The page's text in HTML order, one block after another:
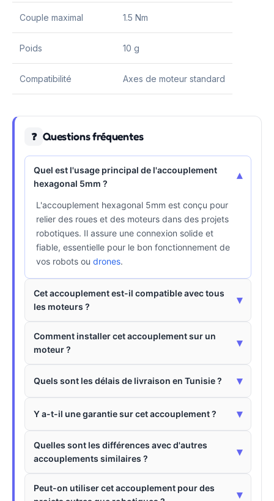
Couple maximal 1.5 Nm
Poids 10 g
Compatibilité Axes de moteur standard
❓ Questions fréquentes
Quel est l'usage principal de l'accouplement
hexagonal 5mm ?
▾
L'accouplement hexagonal 5mm est conçu pour
relier des roues et des moteurs dans des projets
robotiques. Il assure une connexion solide et
fiable, essentielle pour le bon fonctionnement de
vos robots ou drones.
Cet accouplement est-il compatible avec tous
les moteurs ?
▾
Comment installer cet accouplement sur un
moteur ?
▾
Quels sont les délais de livraison en Tunisie ? ▾
Y a-t-il une garantie sur cet accouplement ? ▾
Quelles sont les différences avec d'autres
accouplements similaires ?
▾
Peut-on utiliser cet accouplement pour des
▾